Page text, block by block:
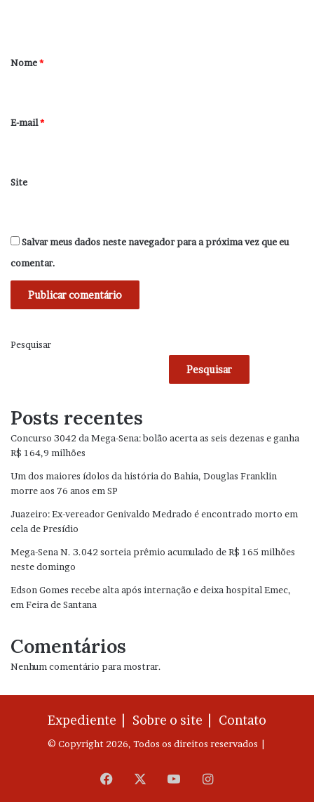
r
*
Nome*
E-mail*
Site
Salvar meus dados neste navegador para a próxima vez que eu
comentar.
Pesquisar
Pesquisar
Posts recentes
Concurso 3042 da Mega-Sena: bolão acerta as seis dezenas e ganha
R$ 164,9 milhões
Um dos maiores ídolos da história do Bahia, Douglas Franklin
morre aos 76 anos em SP
Juazeiro: Ex-vereador Genivaldo Medrado é encontrado morto em
cela de Presídio
Mega-Sena N. 3.042 sorteia prêmio acumulado de R$ 165 milhões
neste domingo
Edson Gomes recebe alta após internação e deixa hospital Emec,
em Feira de Santana
Comentários
Nenhum comentário para mostrar.
Expediente | Sobre o site | Contato
© Copyright 2026, Todos os direitos reservados |
Facebook YouTubeInstagram